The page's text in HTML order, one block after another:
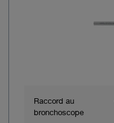
Raccord au
bronchoscope